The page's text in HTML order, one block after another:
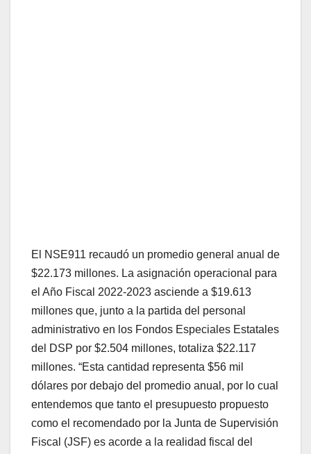
El NSE911 recaudó un promedio general anual de
$22.173 millones. La asignación operacional para
el Año Fiscal 2022-2023 asciende a $19.613
millones que, junto a la partida del personal
administrativo en los Fondos Especiales Estatales
del DSP por $2.504 millones, totaliza $22.117
millones. “Esta cantidad representa $56 mil
dólares por debajo del promedio anual, por lo cual
entendemos que tanto el presupuesto propuesto
como el recomendado por la Junta de Supervisión
Fiscal (JSF) es acorde a la realidad fiscal del